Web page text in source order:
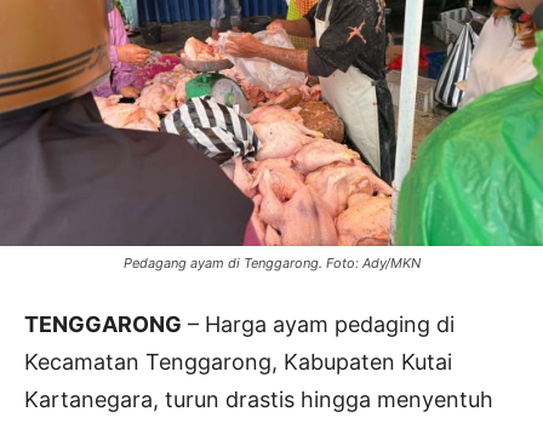
Pedagang ayam di Tenggarong. Foto: Ady/MKN
TENGGARONG – Harga ayam pedaging di
Kecamatan Tenggarong, Kabupaten Kutai
Kartanegara, turun drastis hingga menyentuh